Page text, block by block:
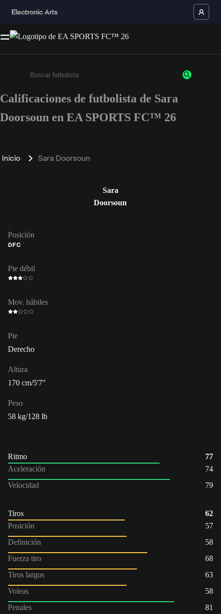
Ingresa un mínimo de 3 caracteres o números
Calificaciones de futbolista de Sara
Doorsoun en EA SPORTS FC™ 26
Inicio Sara Doorsoun
Sara
Doorsoun
Posición
DFC
Pie débil
Mov. hábiles
Pie
Derecho
Altura
170 cm/5'7"
Peso
58 kg/128 lb
Ritmo
77
Aceleración
74
Velocidad
79
Tiros
62
Posición
57
Definición
58
Fuerza tiro
68
Tiros largos
63
Voleas
58
Penales
81